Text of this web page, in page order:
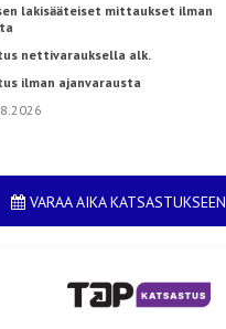
lakisääteiset mittaukset ilman
nettivarauksella alk.
ilman ajanvarausta
VARAA AIKA KATSASTUKSEEN